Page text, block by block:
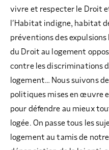
vivre et respecter le Droit
l’Habitat indigne, habitat
préventions des
du Droit au logement
contre les discriminations
logement… Nous suivons
politiques mises en œuvre
pour défendre au mieux
logée. On passe tous les
logement au tamis de